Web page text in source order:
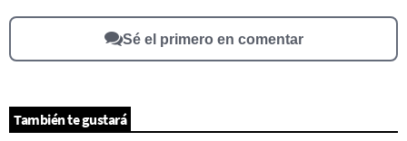
Otro
Sé el primero en comentar
También te gustará